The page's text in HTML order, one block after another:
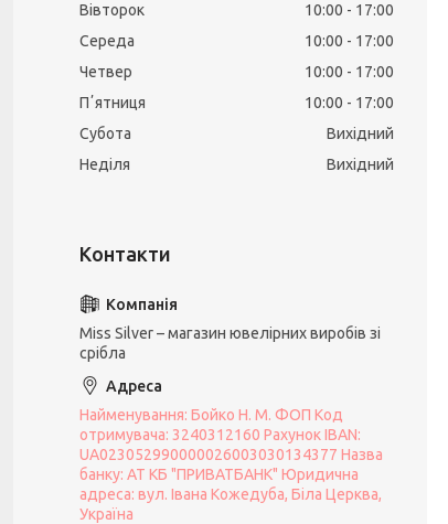
Вівторок
10:00
17:00
Середа
10:00
17:00
Четвер
10:00
17:00
Пʼятниця
10:00
17:00
Субота
Вихідний
Неділя
Вихідний
Miss Silver – магазин ювелірних виробів зі
срібла
Найменування: Бойко Н. М. ФОП Код
отримувача: 3240312160 Рахунок IBAN:
UA023052990000026003030134377 Назва
банку: АТ КБ "ПРИВАТБАНК" Юридична
адреса: вул. Івана Кожедуба, Біла Церква,
Україна